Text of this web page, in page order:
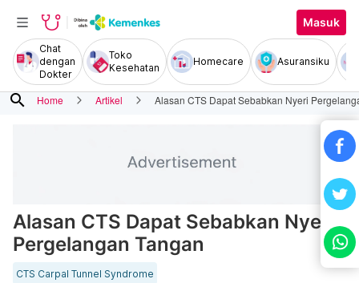
Masuk
Chat
dengan
Dokter
Toko
Kesehatan
Homecare Asuransiku
search Home Artikel Alasan CTS Dapat Sebabkan Nyeri
Alasan CTS Dapat Sebabkan Nyeri
Pergelangan Tangan
CTS Carpal Tunnel Syndrome